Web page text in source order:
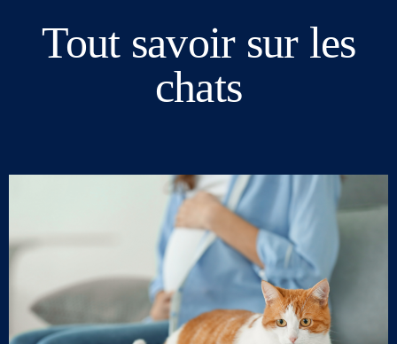
Tout savoir sur les
chats